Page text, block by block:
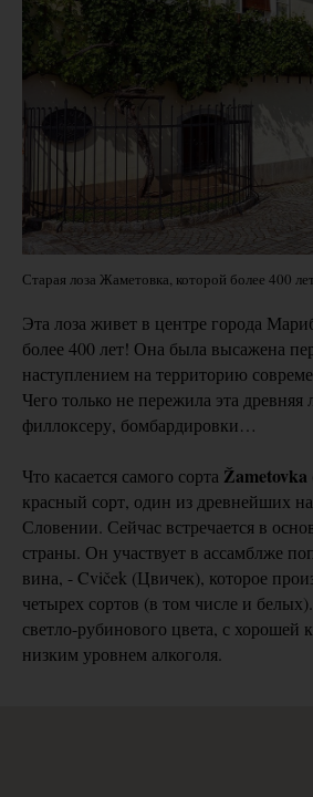
Старая лоза Жаметовка, которой более 400
Эта лоза живет в центре города
более 400 лет! Она была высажена
наступлением на территорию
Чего только не пережила эта
филлоксеру, бомбардировки…
Что касается самого сорта
красный сорт, один из древнейших
Словении. Сейчас встречается в
страны. Он участвует в ассамблже
вина, - Cviček (Цвичек), которое
четырех сортов (в том числе и
светло-рубинового цвета, с хорошей
низким уровнем алкоголя.